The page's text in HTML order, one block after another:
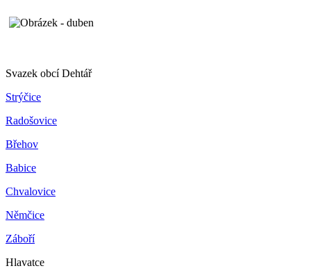
Svazek obcí Dehtář
Strýčice
Radošovice
Břehov
Babice
Chvalovice
Němčice
Záboří
Hlavatce